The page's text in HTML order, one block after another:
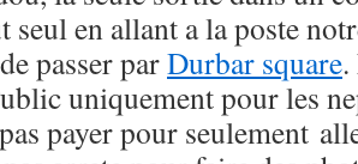
seul en allant a la poste
passer parDurbar square.
uniquement pour les
payer pour seulement